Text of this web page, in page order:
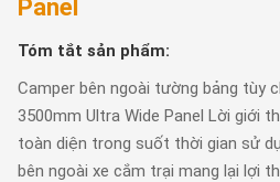
Panel
Tóm tắt sản phẩm:
Camper bên ngoài tường bảng tùy
3500mm Ultra Wide Panel Lời giới
toàn diện trong suốt thời gian sử
bên ngoài xe cắm trại mang lại lợi